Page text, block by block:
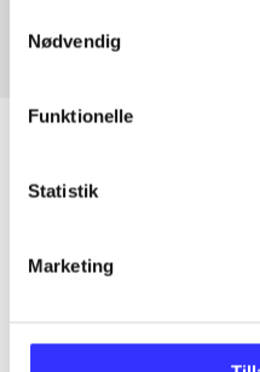
Nødvendig
Funktionelle
Statistik
Marketing